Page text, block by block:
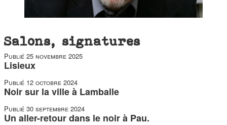
Salons, signatures
Publié 25 novembre 2025
Lisieux
Publié 12 octobre 2024
Noir sur la ville à Lamballe
Publié 30 septembre 2024
Un aller-retour dans le noir à Pau.